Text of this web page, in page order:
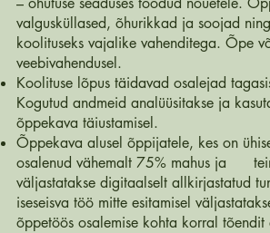
valgusküllased, õhurikkad ja soojad
koolituseks vajalike vahenditega. Õpe
veebivahendusel.
Koolituse lõpus täidavad osalejad
Kogutud andmeid analüüsitakse ja
õppekava täiustamisel.
Õppekava alusel õppijatele, kes on
osalenud vähemalt 75% mahus ja
väljastatakse digitaalselt allkirjastatud
iseseisva töö mitte esitamisel
õppetöös osalemise kohta korral